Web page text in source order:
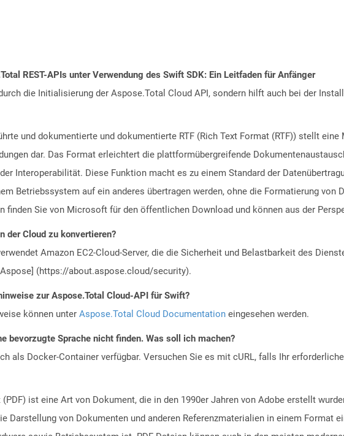
REST-APIs unter Verwendung des Swift SDK: Ein Leitfaden für Anfänger
die Initialisierung der Aspose.Total Cloud API, sondern hilft auch bei der
und dokumentierte und dokumentierte RTF (Rich Text Format (RTF)) stellt eine
dar. Das Format erleichtert die plattformübergreifende
Interoperabilität. Diese Funktion macht es zu einem Standard der
Betriebssystem auf ein anderes übertragen werden, ohne die Formatierung von
finden Sie von Microsoft für den öffentlichen Download und können aus der
der Cloud zu konvertieren?
Amazon EC2-Cloud-Server, die die Sicherheit und Belastbarkeit des
(https://about.aspose.cloud/security).
zur Aspose.Total Cloud-API für Swift?
können unter Aspose.Total Cloud Documentation eingesehen werden.
bevorzugte Sprache nicht finden. Was soll ich machen?
als Docker-Container verfügbar. Versuchen Sie es mit cURL, falls Ihr
ist eine Art von Dokument, die in den 1990er Jahren von Adobe erstellt
Darstellung von Dokumenten und anderen Referenzmaterialien in einem Format